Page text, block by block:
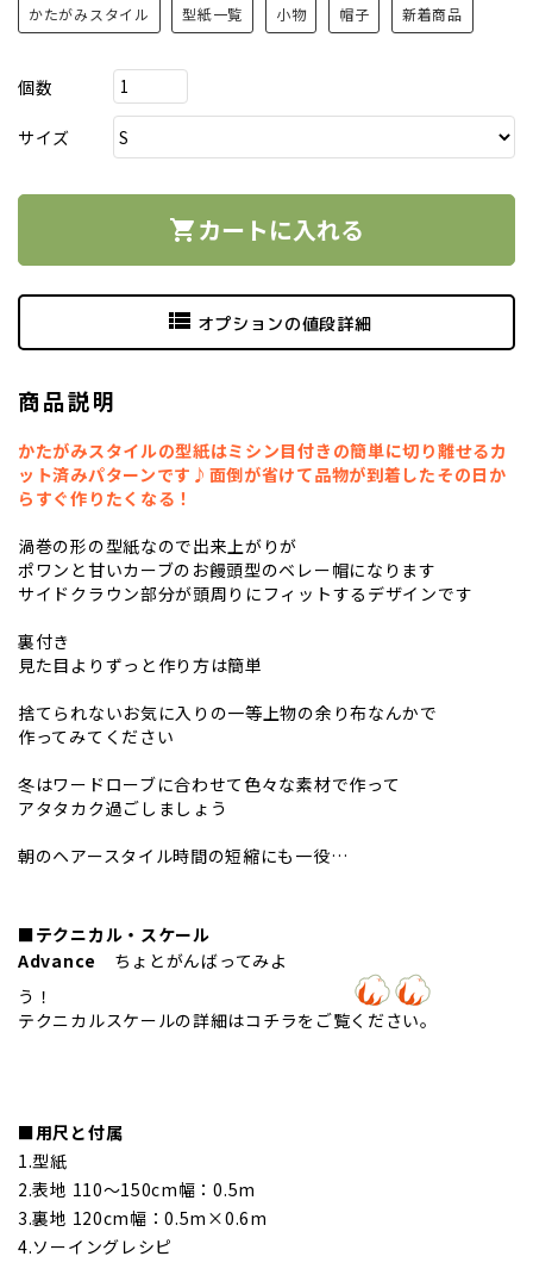
かたがみスタイル 型紙一覧 小物 帽子 新着商品
個数
サイズ
shopping_cart カートに入れる
view_list オプションの値段詳細
商品説明
かたがみスタイルの型紙はミシン目付きの簡単に切り離せるカ
ット済みパターンです♪面倒が省けて品物が到着したその日か
らすぐ作りたくなる！
渦巻の形の型紙なので出来上がりが
ポワンと甘いカーブのお饅頭型のベレー帽になります
サイドクラウン部分が頭周りにフィットするデザインです
裏付き
見た目よりずっと作り方は簡単
捨てられないお気に入りの一等上物の余り布なんかで
作ってみてください
冬はワードローブに合わせて色々な素材で作って
アタタカク過ごしましょう
朝のヘアースタイル時間の短縮にも一役…
■テクニカル・スケール
Advance ちょとがんばってみよ
う！
テクニカルスケールの詳細はコチラを ご覧ください。
■用尺と付属
1.型紙
2.表地 110～150cm幅：0.5m
3.裏地 120cm幅：0.5m×0.6m
4.ソーイングレシピ